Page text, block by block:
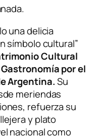
una delicia
símbolo cultural”
Cultural
por el
Argentina.Su
meriendas
refuerza su
y plato
nacional como